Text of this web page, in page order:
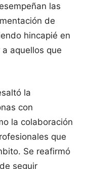
las
de
hincapié en
aquellos que
la
con
la colaboración
que
Se reafirmó
seguir